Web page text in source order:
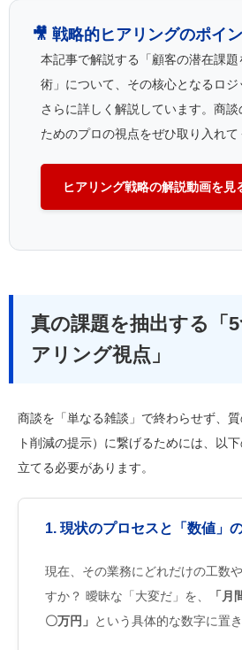
🎥 戦略的ヒアリングのポイ
本記事で解説する「顧客の潜在課
術」について、その核心となるロ
さらに詳しく解説しています。商
ためのプロの視点をぜひ取り入れて
ヒアリング戦略の解説動画を見
真の課題を抽出する「
アリング視点」
商談を「単なる雑談」で終わらせず、
ト削減の提示）に繋げるためには、以
立てる必要があります。
1. 現状のプロセスと「数値」
現在、その業務にどれだけの工数
すか？ 曖昧な「大変だ」を、
「
〇万円」 という具体的な数字に置